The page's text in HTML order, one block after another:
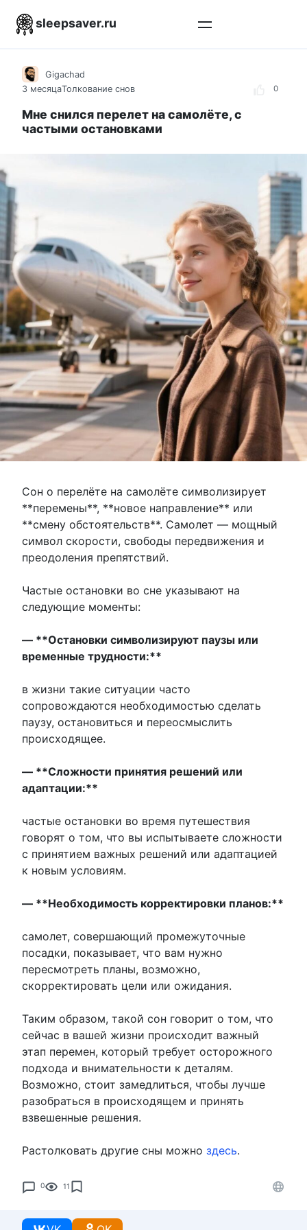
sleepsaver.ru
0
Gigachad
3 месяцаТолкование снов
Мне снился перелет на самолёте, с
частыми остановками
Сон о перелёте на самолёте символизирует
**перемены**, **новое направление** или
**смену обстоятельств**. Самолет — мощный
символ скорости, свободы передвижения и
преодоления препятствий.
Частые остановки во сне указывают на
следующие моменты:
— **Остановки символизируют паузы или
временные трудности:**
в жизни такие ситуации часто
сопровождаются необходимостью сделать
паузу, остановиться и переосмыслить
происходящее.
— **Сложности принятия решений или
адаптации:**
частые остановки во время путешествия
говорят о том, что вы испытываете сложности
с принятием важных решений или адаптацией
к новым условиям.
— **Необходимость корректировки планов:**
самолет, совершающий промежуточные
посадки, показывает, что вам нужно
пересмотреть планы, возможно,
скорректировать цели или ожидания.
Таким образом, такой сон говорит о том, что
сейчас в вашей жизни происходит важный
этап перемен, который требует осторожного
подхода и внимательности к деталям.
Возможно, стоит замедлиться, чтобы лучше
разобраться в происходящем и принять
взвешенные решения.
Растолковать другие сны можно здесь.
0 11